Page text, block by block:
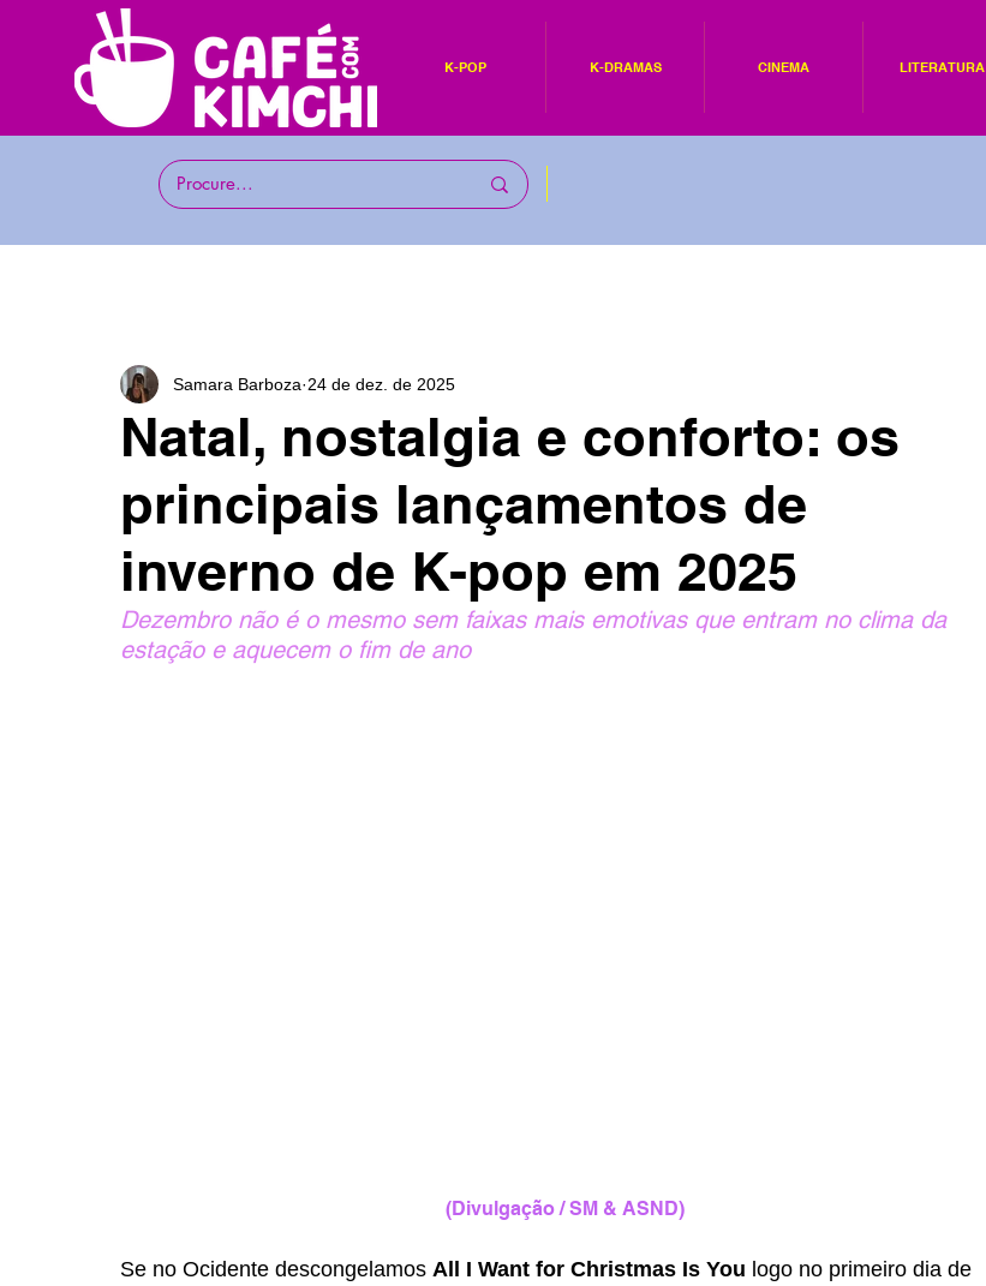
K-POP K-DRAMAS CINEMA LITERATURA
Natal, nostalgia e conforto: os
principais lançamentos de
inverno de K-pop em 2025
Samara Barboza 24 de dez. de 2025
Dezembro não é o mesmo sem faixas mais emotivas que entram no clima da
estação e aquecem o fim de ano
(Divulgação / SM & ASND)
Se no Ocidente descongelamos All I Want for Christmas Is You logo no primeiro dia de